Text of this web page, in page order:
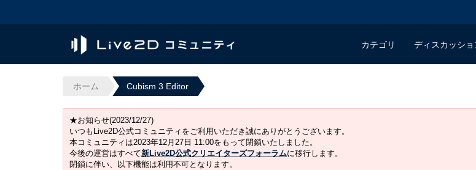
カテゴリ ディスカッショ
ホーム Cubism 3 Editor
★お知らせ(2023/12/27)
いつもLive2D公式コミュニティをご利用いただき誠にありがとうございます。
本コミュニティは2023年12月27日 11:00をもって閉鎖いたしました。
今後の運営はすべて新Live2D公式クリエイターズフォーラムに移行します。
閉鎖に伴い、以下機能は利用不可となります。